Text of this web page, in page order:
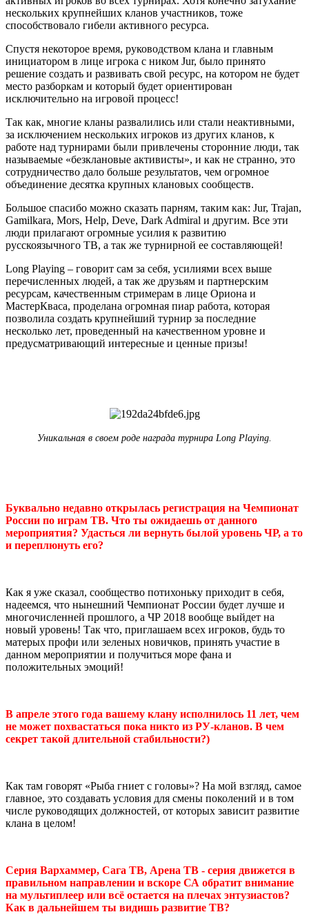
нескольких крупнейших кланов участников, тоже
способствовало гибели активного ресурса.
Спустя некоторое время, руководством клана и главным
инициатором в лице игрока с ником Jur, было принято
решение создать и развивать свой ресурс, на котором не будет
место разборкам и который будет ориентирован
исключительно на игровой процесс!
Так как, многие кланы развалились или стали неактивными,
за исключением нескольких игроков из других кланов, к
работе над турнирами были привлечены сторонние люди, так
называемые «безклановые активисты», и как не странно, это
сотрудничество дало больше результатов, чем огромное
объединение десятка крупных клановых сообществ.
Большое спасибо можно сказать парням, таким как: Jur, Trajan,
Gamilkara, Mors, Help, Deve, Dark Admiral и другим. Все эти
люди прилагают огромные усилия к развитию
русскоязычного ТВ, а так же турнирной ее составляющей!
Long Playing – говорит сам за себя, усилиями всех выше
перечисленных людей, а так же друзьям и партнерским
ресурсам, качественным стримерам в лице Ориона и
МастерКваса, проделана огромная пиар работа, которая
позволила создать крупнейший турнир за последние
несколько лет, проведенный на качественном уровне и
предусматривающий интересные и ценные призы!
Уникальная в своем роде награда турнира Long Playing.
Буквально недавно открылась регистрация на Чемпионат
России по играм ТВ. Что ты ожидаешь от данного
мероприятия? Удасться ли вернуть былой уровень ЧР, а то
и переплюнуть его?
Как я уже сказал, сообщество потихоньку приходит в себя,
надеемся, что нынешний Чемпионат России будет лучше и
многочисленней прошлого, а ЧР 2018 вообще выйдет на
новый уровень! Так что, приглашаем всех игроков, будь то
матерых профи или зеленых новичков, принять участие в
данном мероприятии и получиться море фана и
положительных эмоций!
В апреле этого года вашему клану исполнилось 11 лет, чем
не может похвастаться пока никто из РУ-кланов. В чем
секрет такой длительной стабильности?)
Как там говорят «Рыба гниет с головы»? На мой взгляд, самое
главное, это создавать условия для смены поколений и в том
числе руководящих должностей, от которых зависит развитие
клана в целом!
Серия Вархаммер, Сага ТВ, Арена ТВ - серия движется в
правильном направлении и вскоре СА обратит внимание
на мультиплеер или всё остается на плечах энтузиастов?
Как в дальнейшем ты видишь развитие ТВ?